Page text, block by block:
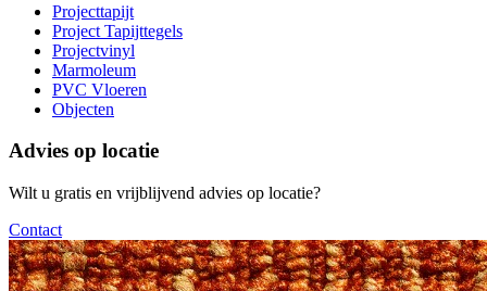
Projecttapijt
Project Tapijttegels
Projectvinyl
Marmoleum
PVC Vloeren
Objecten
Advies op locatie
Wilt u gratis en vrijblijvend advies op locatie?
Contact